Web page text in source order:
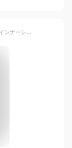
防寒肌着 無地 ヒートテック ストレッチ 暖か インナーシャツ タートルネック カットソー インナー 裏起毛 防寒着 ハイネック インナーシャツ アンダーウェア メンズ 吸湿発熱 長袖 インナー ヒートインナー 保温 あったか Tシャツ 秋冬 ロンT